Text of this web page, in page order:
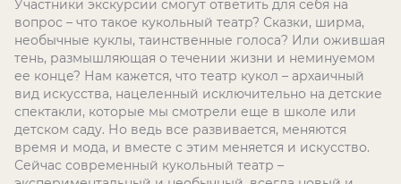
Участники экскурсии смогут ответить для себя на
вопрос – что такое кукольный театр? Сказки, ширма,
необычные куклы, таинственные голоса? Или ожившая
тень, размышляющая о течении жизни и неминуемом
ее конце? Нам кажется, что театр кукол – архаичный
вид искусства, нацеленный исключительно на детские
спектакли, которые мы смотрели еще в школе или
детском саду. Но ведь все развивается, меняются
время и мода, и вместе с этим меняется и искусство.
Сейчас современный кукольный театр –